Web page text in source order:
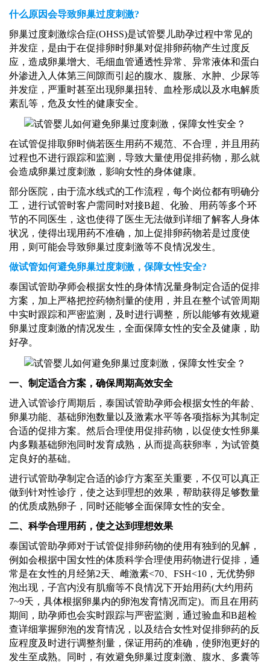
什么原因会导致卵巢过度刺激?
卵巢过度刺激综合症(OHSS)是试管婴儿助孕过程中常见的
并发症，是由于在促排卵时卵巢对促排卵药物产生过度反
应，造成卵巢增大、毛细血管通透性异常、异常液体和蛋白
外渗进入人体第三间隙而引起的腹水、腹胀、水肿、少尿等
并发症，严重时甚至出现卵巢扭转、血栓形成以及水电解质
素乱等，危及女性的健康安全。
在试管促排取卵时倘若医生用药不规范、不合理，并且用药
过程也不进行跟踪和监测，导致大量使用促排药物，那么就
会造成卵巢过度刺激，影响女性的身体健康。
部分医院， 由于流水线式的工作流程，每个岗位都有明确分
工，进行试管时客户需同时对接B超、化验、用药等多个环
节的不同医生，这也使得了医生无法做到详细了解客人身体
状况，使得出现用药不准确，加上促排卵药物若是过度使
用，则可能会导致卵巢过度刺激等不良情况发生。
做试管如何避免卵巢过度刺激，保障女性安全?
泰国试管助孕师会根据女性的身体情况量身制定合适的促排
方案，加上严格把控药物剂量的使用，并且在整个试管周期
中实时跟踪和严密监测，及时进行调整，所以能够有效规避
卵巢过度刺激的情况发生，全面保障女性的安全及健康，助
好孕。
一、制定适合方案，确保周期高效安全
进入试管诊疗周期后， 泰国试管助孕师会根据女性的年龄、
卵巢功能、基础卵泡数量以及激素水平等各项指标为其制定
合适的促排方案。然后合理使用促排药物，以促使女性卵巢
内多颗基础卵泡同时发育成熟，从而提高获卵率，为试管奠
定良好的基础。
进行试管助孕制定合适的诊疗方案至关重要，不仅可以真正
做到针对性诊疗，使之达到理想的效果，帮助获得足够数量
的优质成熟卵子，同时还能够全面保障女性的安全。
二、科学合理用药，使之达到理想效果
泰国试管助孕师对于试管促排卵药物的使用有独到的见解，
例如会根据中国女性的体质科学合理使用药物进行促排，通
常是在女性的月经第2天、雌激素<70、FSH<10，无优势卵
泡出现，子宫内没有肌瘤等不良情况下开始用药(大约用药
7~9天，具体根据卵巢内的卵泡发育情况而定)。而且在用药
期间， 助孕师也会实时跟踪与严密监测，通过验血和B超检
查详细掌握卵泡的发育情况，以及结合女性对促排卵药的反
应程度及时进行调整剂量，保证用药的准确，使卵泡更好的
发生至成熟。同时，有效避免卵巢过度刺激、腹水、多囊等